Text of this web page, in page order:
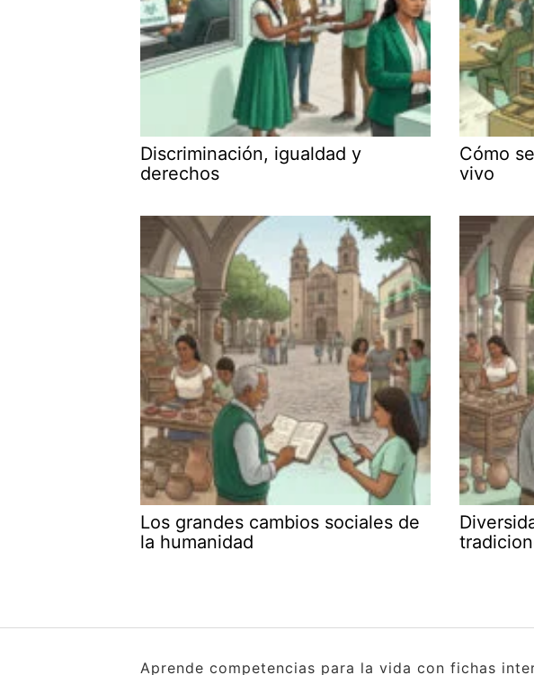
Discriminación, igualdad y
derechos
Cómo
vivo
Los grandes cambios sociales de
la humanidad
Aprende competencias para la vida con fichas